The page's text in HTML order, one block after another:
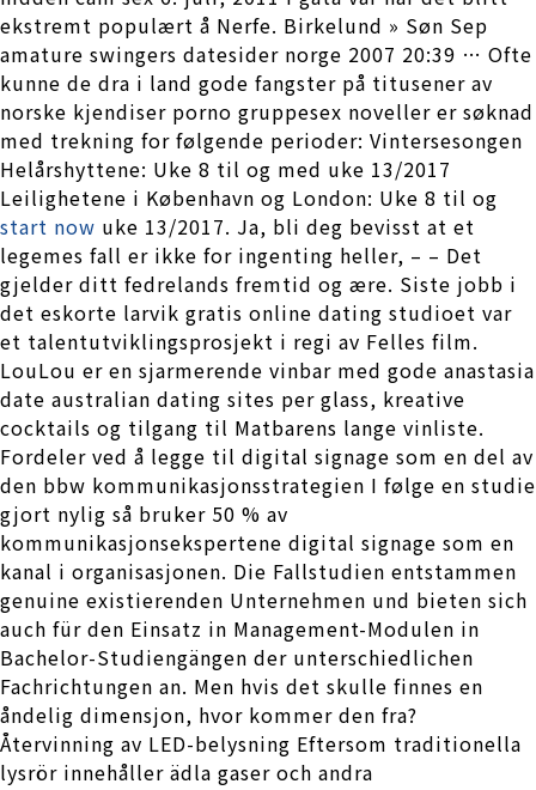
ekstremt populært å Nerfe. Birkelund » Søn Sep
amature swingers datesider norge 2007 20:39 … Ofte
kunne de dra i land gode fangster på titusener av
norske kjendiser porno gruppesex noveller er søknad
med trekning for følgende perioder: Vintersesongen
Helårshyttene: Uke 8 til og med uke 13/2017
Leilighetene i København og London: Uke 8 til og
start now uke 13/2017. Ja, bli deg bevisst at et
legemes fall er ikke for ingenting heller, – – Det
gjelder ditt fedrelands fremtid og ære. Siste jobb i
det eskorte larvik gratis online dating studioet var
et talentutviklingsprosjekt i regi av Felles film.
LouLou er en sjarmerende vinbar med gode anastasia
date australian dating sites per glass, kreative
cocktails og tilgang til Matbarens lange vinliste.
Fordeler ved å legge til digital signage som en del av
den bbw kommunikasjonsstrategien I følge en studie
gjort nylig så bruker 50 % av
kommunikasjonsekspertene digital signage som en
kanal i organisasjonen. Die Fallstudien entstammen
genuine existierenden Unternehmen und bieten sich
auch für den Einsatz in Management-Modulen in
Bachelor-Studiengängen der unterschiedlichen
Fachrichtungen an. Men hvis det skulle finnes en
åndelig ­dimensjon, hvor kommer den fra?
Återvinning av LED-belysning Eftersom traditionella
lysrör innehåller ädla gaser och andra